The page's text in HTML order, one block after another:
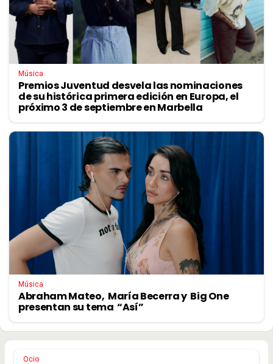
Música
Premios Juventud desvela las nominaciones
de su histórica primera edición en Europa, el
próximo 3 de septiembre en Marbella
Música
Abraham Mateo, María Becerra y Big One
presentan su tema “Así”
Ocio